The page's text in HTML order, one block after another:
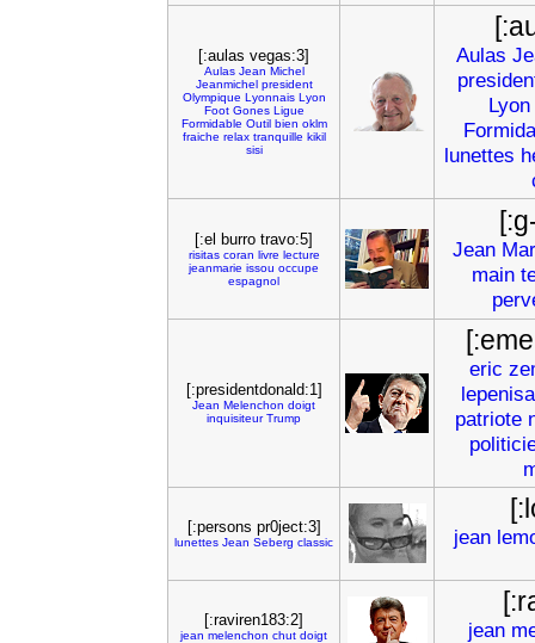
[:aulas vegas:3]
Aulas Jean Michel
Jeanmichel president
Olympique Lyonnais Lyon
Foot Gones Ligue
Formidable Outil bien oklm
fraiche relax tranquille kikil
sisi
Aulas
Lyon
lunettes
[:el burro travo:5]
risitas coran livre lecture
jeanmarie issou occupe
espagnol
Jean
main
[:presidentdonald:1]
Jean Melenchon doigt
inquisiteur Trump
eric
patriote
[:persons pr0ject:3]
lunettes Jean Seberg classic jean
[:raviren183:2]
jean melenchon chut doigt jean